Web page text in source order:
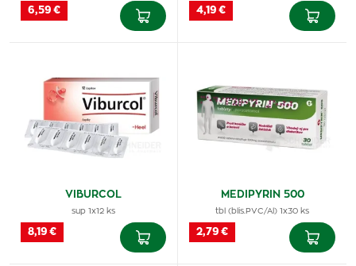
6,59 € 4,19 €
VIBURCOL
sup 1x12 ks
8,19 €
MEDIPYRIN 500
tbl (blis.PVC/Al) 1x30 ks
2,79 €